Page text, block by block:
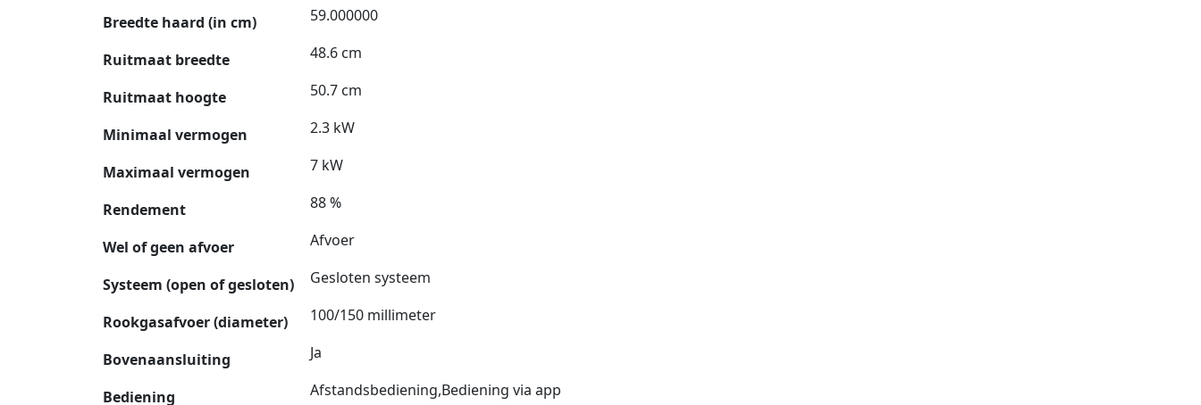
Breedte haard (in cm) 59.000000
Ruitmaat breedte 48.6 cm
Ruitmaat hoogte 50.7 cm
Minimaal vermogen 2.3 kW
Maximaal vermogen 7 kW
Rendement 88 %
Wel of geen afvoer Afvoer
Systeem (open of gesloten) Gesloten systeem
Rookgasafvoer (diameter) 100/150 millimeter
Bovenaansluiting Ja
Bediening Afstandsbediening,Bediening via app